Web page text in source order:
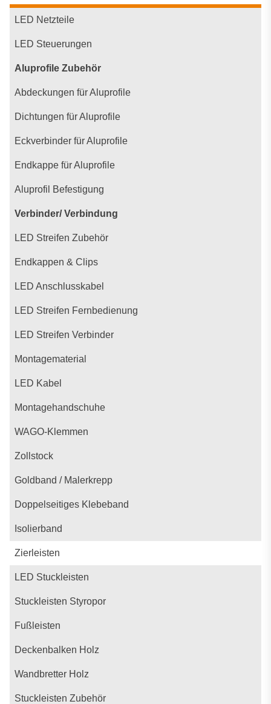
LED Netzteile
LED Steuerungen
Aluprofile Zubehör
Abdeckungen für Aluprofile
Dichtungen für Aluprofile
Eckverbinder für Aluprofile
Endkappe für Aluprofile
Aluprofil Befestigung
Verbinder/ Verbindung
LED Streifen Zubehör
Endkappen & Clips
LED Anschlusskabel
LED Streifen Fernbedienung
LED Streifen Verbinder
Montagematerial
LED Kabel
Montagehandschuhe
WAGO-Klemmen
Zollstock
Goldband / Malerkrepp
Doppelseitiges Klebeband
Isolierband
Zierleisten
LED Stuckleisten
Stuckleisten Styropor
Fußleisten
Deckenbalken Holz
Wandbretter Holz
Stuckleisten Zubehör